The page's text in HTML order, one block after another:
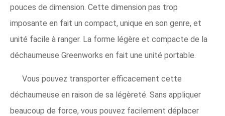
pouces de dimension. Cette dimension pas trop
imposante en fait un compact, unique en son genre, et
unité facile à ranger. La forme légère et compacte de la
déchaumeuse Greenworks en fait une unité portable.
Vous pouvez transporter efficacement cette
déchaumeuse en raison de sa légèreté. Sans appliquer
beaucoup de force, vous pouvez facilement déplacer